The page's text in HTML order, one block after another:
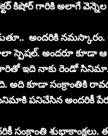
కిషోర్ గారికి అలాగే వెన్నెల
అందరికి నమస్కారం.
స్పెషల్. అందరూ కూడా ఆ
గారితో ఇది నాకు రెండో
అది కూడా
పనిచేసిన అందరికీ
సంక్రాంతి శుభాకాంక్షలు.